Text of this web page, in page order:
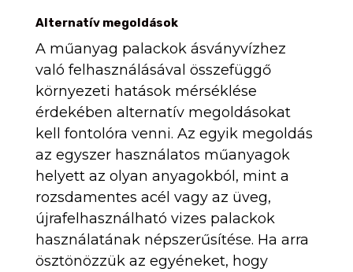
Alternatív megoldások
A műanyag palackok ásványvízhez
való felhasználásával összefüggő
környezeti hatások mérséklése
érdekében alternatív megoldásokat
kell fontolóra venni. Az egyik megoldás
az egyszer használatos műanyagok
helyett az olyan anyagokból, mint a
rozsdamentes acél vagy az üveg,
újrafelhasználható vizes palackok
használatának népszerűsítése. Ha arra
ösztönözzük az egyéneket, hogy